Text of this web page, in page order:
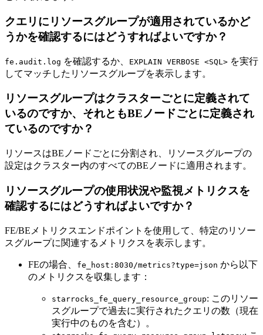
クエリにリソースグループが適用されているかど
うかを確認するにはどうすればよいですか？
fe.audit.log を確認するか、 EXPLAIN VERBOSE <SQL> を実行
してマッチしたリソースグループを表示します。
リソースグループはクラスターごとに定義されて
いるのですか、それともBEノードごとに定義され
ているのですか？
リソースはBEノードごとに分割され、リソースグループの
設定はクラスター内のすべてのBEノードに適用されます。
リソースグループの使用状況や監視メトリクスを
確認するにはどうすればよいですか？
FE/BEメトリクスエンドポイントを使用して、特定のリソー
スグループに関連するメトリクスを表示します。
FEの場合、 fe_host:8030/metrics?type=json から以下
のメトリクスを収集します：
starrocks_fe_query_resource_group: このリソー
スグループで過去に実行されたクエリの数（現在
実行中のものを含む）。